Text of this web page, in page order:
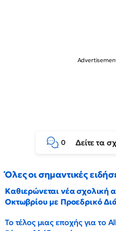
0 Δείτε τα
Όλες οι σημαντικές
Καθιερώνεται νέα σχολική
Οκτωβρίου με Προεδρικό
Το τέλος μιας εποχής για το